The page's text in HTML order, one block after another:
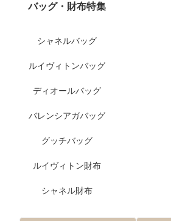
バッグ・財布特集
シャネルバッグ
ルイヴィトンバッグ
ディオールバッグ
バレンシアガバッグ
グッチバッグ
ルイヴィトン財布
シャネル財布